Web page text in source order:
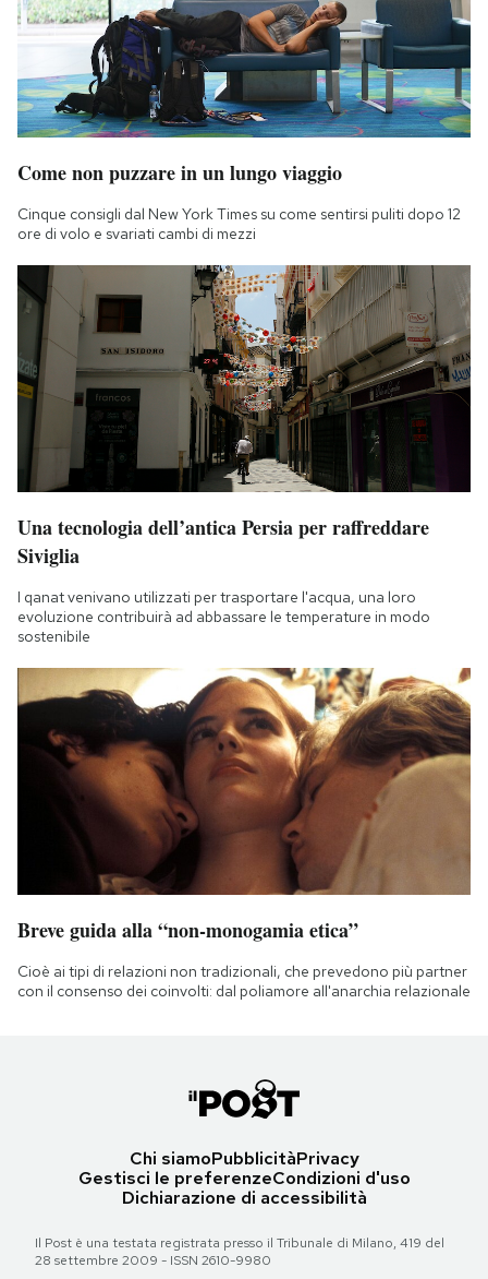
Come non puzzare in un lungo viaggio
Cinque consigli dal New York Times su come sentirsi puliti dopo 12
ore di volo e svariati cambi di mezzi
Una tecnologia dell’antica Persia per raffreddare
Siviglia
I qanat venivano utilizzati per trasportare l'acqua, una loro
evoluzione contribuirà ad abbassare le temperature in modo
sostenibile
Breve guida alla “non-monogamia etica”
Cioè ai tipi di relazioni non tradizionali, che prevedono più partner
con il consenso dei coinvolti: dal poliamore all'anarchia relazionale
Chi siamoPubblicitàPrivacy
Gestisci le preferenzeCondizioni d'uso
Dichiarazione di accessibilità
Il Post è una testata registrata presso il Tribunale di Milano, 419 del
28 settembre 2009 - ISSN 2610-9980